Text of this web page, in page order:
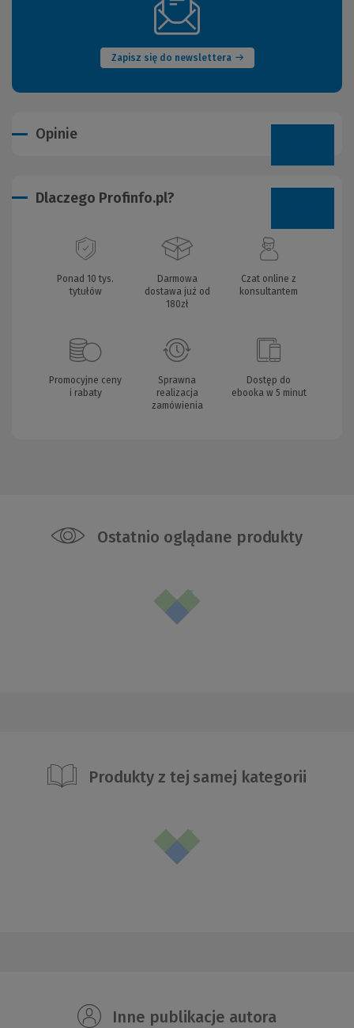
Zapisz się do newslettera
(Nowe
okno)
Opinie
Dlaczego Profinfo.pl?
Ponad 10 tys.
tytułów
Darmowa
dostawa już od
180zł
Czat online z
konsultantem
Promocyjne ceny
i rabaty
Sprawna
realizacja
zamówienia
Dostęp do
ebooka w 5 minut
Ostatnio oglądane produkty
Produkty z tej samej kategorii
Inne publikacje autora